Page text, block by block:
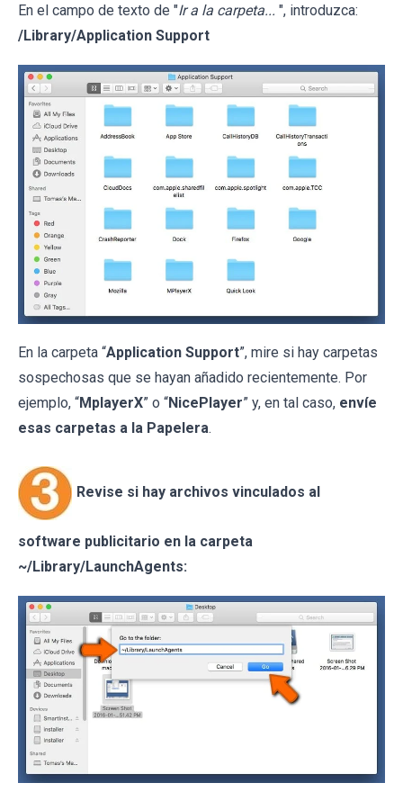
En el campo de texto de "Ir a la carpeta... ", introduzca:
/Library/Application Support
En la carpeta “Application Support”, mire si hay carpetas
sospechosas que se hayan añadido recientemente. Por
ejemplo, “MplayerX” o “NicePlayer” y, en tal caso, envíe
esas carpetas a la Papelera.
Revise si hay archivos vinculados al
software publicitario en la carpeta
~/Library/LaunchAgents: